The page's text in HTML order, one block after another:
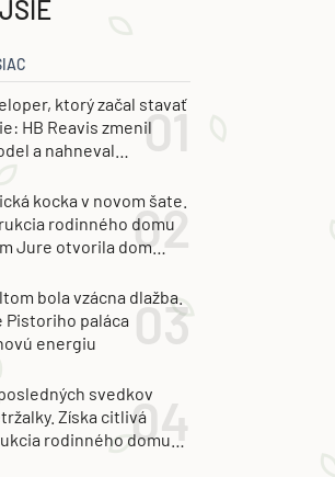
ktorý začal stavať
HB Reavis zmenil
a nahneval
kocka v novom šate.
rodinného domu
Jure otvorila dom
bola vzácna dlažba.
Pistoriho paláca
energiu
svedkov
Získa citlivá
rodinného domu